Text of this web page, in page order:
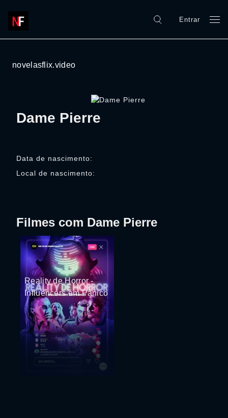
Entrar
novelasflix.video
Dame Pierre
Data de nascimento:
Local de nascimento:
Filmes com Dame Pierre
Reality de Horror -
Influencers em Pânico